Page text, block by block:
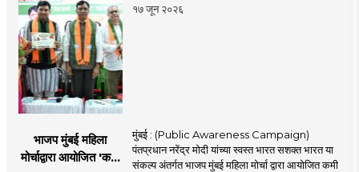
१७ जून २०२६
भाजप मुंबई महिला
मोर्चाद्वारा आयोजित 'कमी
मुंबई : (Public Awareness Campaign)
पंतप्रधान नरेंद्र मोदी यांच्या स्वस्त भारत सशक्त भारत या
संकल्प अंतर्गत भाजप मुंबई महिला मोर्चा द्वारा आयोजित कमी